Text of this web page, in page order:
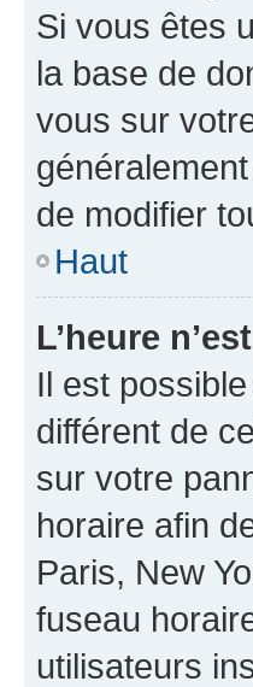
Si vous êtes
la base de
vous sur
de modifier
Haut
L’heure
Il est
différent de
sur votre
horaire afin
Paris, New
fuseau
utilisateurs